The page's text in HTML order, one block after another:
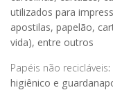
utilizados para
apostilas, papelão,
vida), entre outros
Papéis não recicláveis
higiênico e